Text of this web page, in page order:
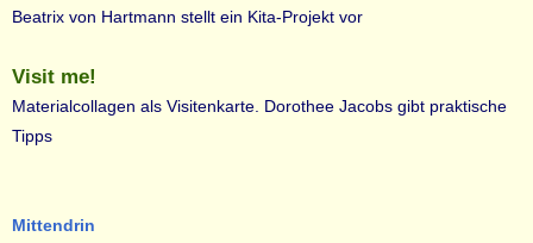
Beatrix von Hartmann stellt ein Kita-Projekt vor
Visit me!
Materialcollagen als Visitenkarte. Dorothee Jacobs gibt praktische
Tipps
Mittendrin